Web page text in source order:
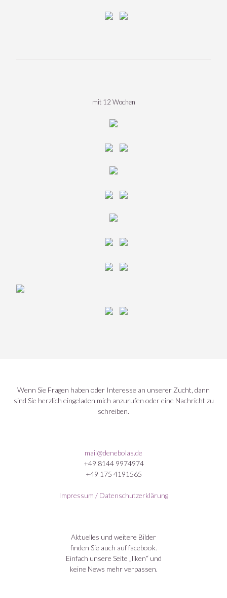
mit 12 Wochen
Wenn Sie Fragen haben oder Interesse an unserer Zucht, dann
sind Sie herzlich eingeladen mich anzurufen oder eine Nachricht zu
schreiben.
mail@denebolas.de
+49 8144 9974974
+49 175 4191565
Impressum / Datenschutzerklärung
Aktuelles und weitere Bilder
finden Sie auch auf facebook.
Einfach unsere Seite „liken“ und
keine News mehr verpassen.